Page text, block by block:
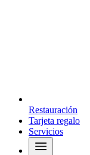
Restauración
Tarjeta regalo
Servicios